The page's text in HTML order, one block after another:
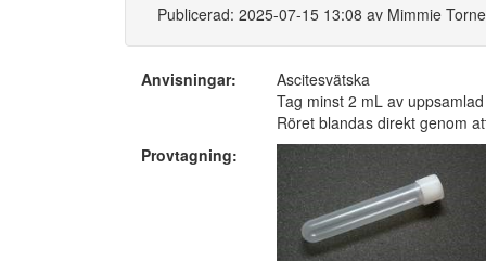
Publicerad: 2025-07-15 13:08 av Mimmie
Anvisningar:
Ascitesvätska
Tag minst 2 mL av
Röret blandas direkt genom
Provtagning: